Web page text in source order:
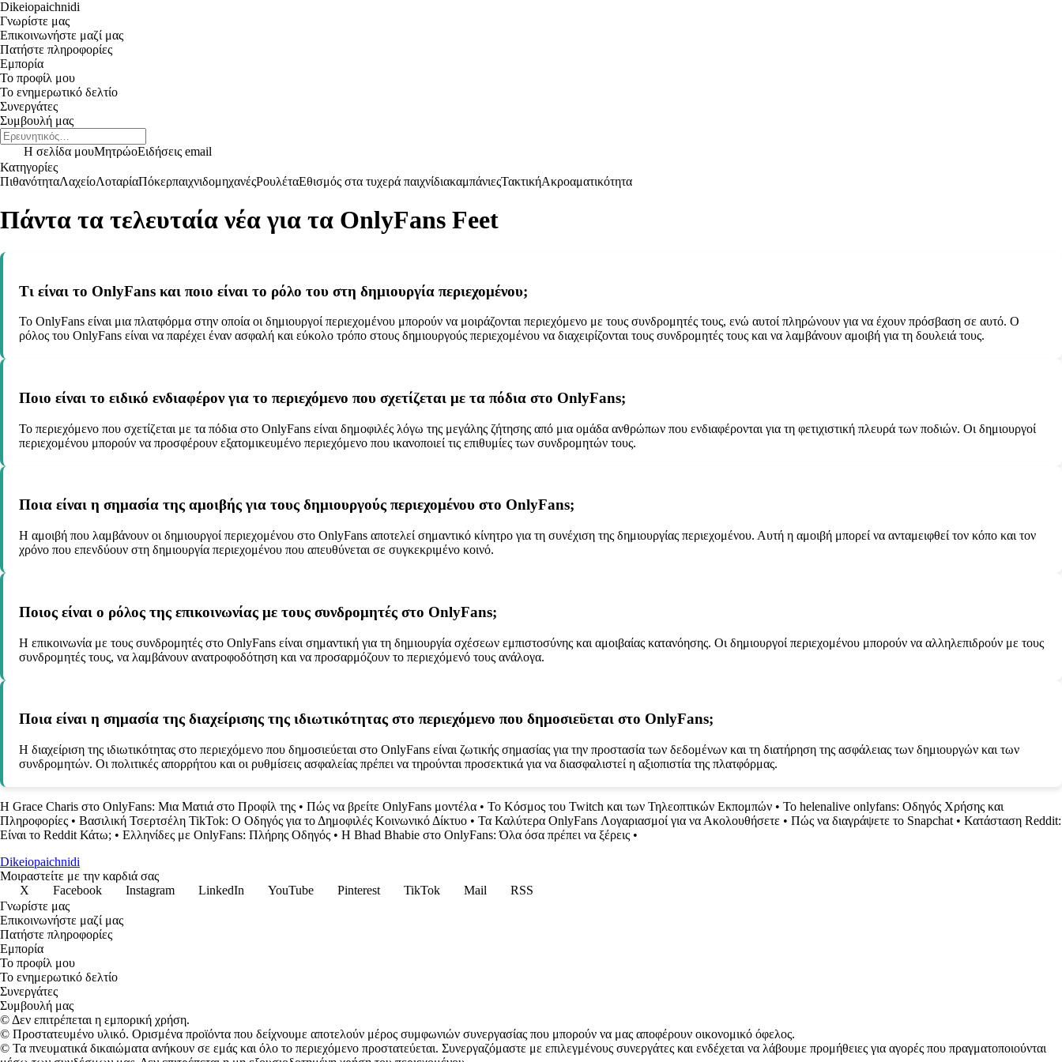
Dikeiopaichnidi
Γνωρίστε μας
Επικοινωνήστε μαζί μας
Πατήστε πληροφορίες
Εμπορία
Το προφίλ μου
Το ενημερωτικό δελτίο
Συνεργάτες
Συμβουλή μας
Η σελίδα μουΜητρώοΕιδήσεις email
Κατηγορίες
ΠιθανότηταΛαχείοΛοταρίαΠόκερπαιχνιδομηχανέςΡουλέταΕθισμός στα τυχερά παιχνίδιακαμπάνιεςΤακτικήΑκροαματικότητα
Πάντα τα τελευταία νέα για τα OnlyFans Feet
Τι είναι το OnlyFans και ποιο είναι το ρόλο του στη δημιουργία περιεχομένου;
Το OnlyFans είναι μια πλατφόρμα στην οποία οι δημιουργοί περιεχομένου μπορούν να μοιράζονται περιεχόμενο με τους συνδρομητές τους, ενώ αυτοί πληρώνουν για να έχουν πρόσβαση σε αυτό. Ο
ρόλος του OnlyFans είναι να παρέχει έναν ασφαλή και εύκολο τρόπο στους δημιουργούς περιεχομένου να διαχειρίζονται τους συνδρομητές τους και να λαμβάνουν αμοιβή για τη δουλειά τους.
Ποιο είναι το ειδικό ενδιαφέρον για το περιεχόμενο που σχετίζεται με τα πόδια στο OnlyFans;
Το περιεχόμενο που σχετίζεται με τα πόδια στο OnlyFans είναι δημοφιλές λόγω της μεγάλης ζήτησης από μια ομάδα ανθρώπων που ενδιαφέρονται για τη φετιχιστική πλευρά των ποδιών. Οι δημιουργοί
περιεχομένου μπορούν να προσφέρουν εξατομικευμένο περιεχόμενο που ικανοποιεί τις επιθυμίες των συνδρομητών τους.
Ποια είναι η σημασία της αμοιβής για τους δημιουργούς περιεχομένου στο OnlyFans;
Η αμοιβή που λαμβάνουν οι δημιουργοί περιεχομένου στο OnlyFans αποτελεί σημαντικό κίνητρο για τη συνέχιση της δημιουργίας περιεχομένου. Αυτή η αμοιβή μπορεί να ανταμειφθεί τον κόπο και τον
χρόνο που επενδύουν στη δημιουργία περιεχομένου που απευθύνεται σε συγκεκριμένο κοινό.
Ποιος είναι ο ρόλος της επικοινωνίας με τους συνδρομητές στο OnlyFans;
Η επικοινωνία με τους συνδρομητές στο OnlyFans είναι σημαντική για τη δημιουργία σχέσεων εμπιστοσύνης και αμοιβαίας κατανόησης. Οι δημιουργοί περιεχομένου μπορούν να αλληλεπιδρούν με τους
συνδρομητές τους, να λαμβάνουν ανατροφοδότηση και να προσαρμόζουν το περιεχόμενό τους ανάλογα.
Ποια είναι η σημασία της διαχείρισης της ιδιωτικότητας στο περιεχόμενο που δημοσιεϋεται στο OnlyFans;
Η διαχείριση της ιδιωτικότητας στο περιεχόμενο που δημοσιεύεται στο OnlyFans είναι ζωτικής σημασίας για την προστασία των δεδομένων και τη διατήρηση της ασφάλειας των δημιουργών και των
συνδρομητών. Οι πολιτικές απορρήτου και οι ρυθμίσεις ασφαλείας πρέπει να τηρούνται προσεκτικά για να διασφαλιστεί η αξιοπιστία της πλατφόρμας.
Η Grace Charis στο OnlyFans: Μια Ματιά στο Προφίλ της • Πώς να βρείτε OnlyFans μοντέλα • Το Κόσμος του Twitch και των Τηλεοπτικών Εκπομπών • Το helenalive onlyfans: Οδηγός Χρήσης και
Πληροφορίες • Βασιλική Τσερτσέλη TikTok: Ο Οδηγός για το Δημοφιλές Κοινωνικό Δίκτυο • Τα Καλύτερα OnlyFans Λογαριασμοί για να Ακολουθήσετε • Πώς να διαγράψετε το Snapchat • Κατάσταση Reddit:
Είναι το Reddit Κάτω; • Ελληνίδες με OnlyFans: Πλήρης Οδηγός • Η Bhad Bhabie στο OnlyFans: Όλα όσα πρέπει να ξέρεις •
Dikeiopaichnidi
Μοιραστείτε με την καρδιά σας
X
Facebook Instagram LinkedIn YouTube Pinterest TikTok Mail
RSS
Γνωρίστε μας
Επικοινωνήστε μαζί μας
Πατήστε πληροφορίες
Εμπορία
Το προφίλ μου
Το ενημερωτικό δελτίο
Συνεργάτες
Συμβουλή μας
© Δεν επιτρέπεται η εμπορική χρήση.
© Προστατευμένο υλικό. Ορισμένα προϊόντα που δείχνουμε αποτελούν μέρος συμφωνιών συνεργασίας που μπορούν να μας αποφέρουν οικονομικό όφελος.
© Τα πνευματικά δικαιώματα ανήκουν σε εμάς και όλο το περιεχόμενο προστατεύεται. Συνεργαζόμαστε με επιλεγμένους συνεργάτες και ενδέχεται να λάβουμε προμήθειες για αγορές που πραγματοποιούνται